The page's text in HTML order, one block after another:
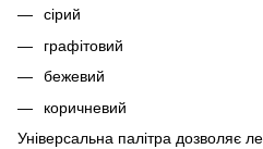
сірий
графітовий
бежевий
коричневий
Універсальна палітра дозволяє